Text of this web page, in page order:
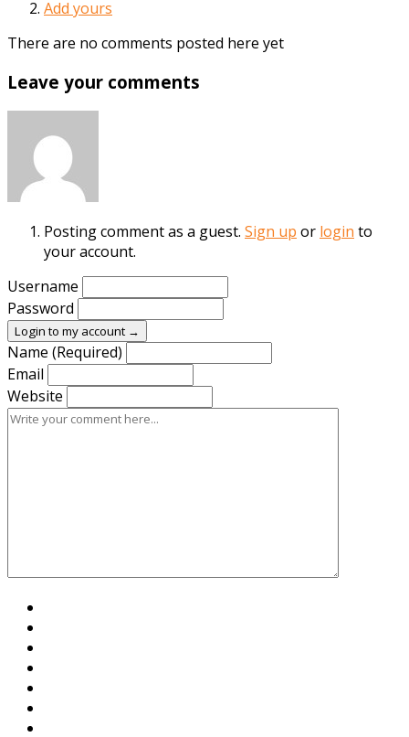
Add yours
There are no comments posted here yet
Leave your comments
Posting comment as a guest. Sign up or login to
your account.
Username
Password
Login to my account →
Name (Required)
Email
Website